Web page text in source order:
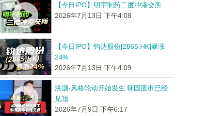
【今日IPO】明宇制药二度冲港交所
2026年7月13日 下午4:08
【今日IPO】钧达股份[2865.HK]暴涨
24%
2026年7月13日 下午4:09
洪灏-风格轮动开始发生 韩国股市已经
见顶
2026年7月9日 下午6:17